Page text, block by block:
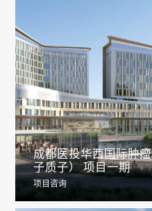
成都医投华西国际肿
子质子） 项目一期
项目咨询